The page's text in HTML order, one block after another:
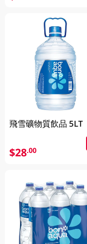
飛雪礦物質飲品 5LT
$28.00